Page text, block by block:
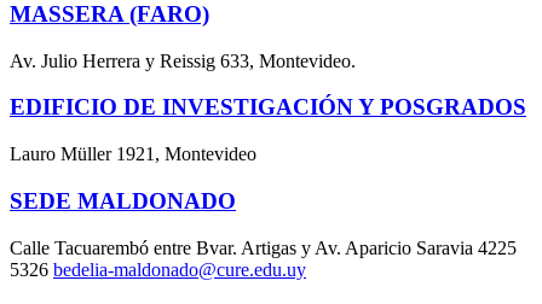
MASSERA (FARO)
Av. Julio Herrera y Reissig 633, Montevideo.
EDIFICIO DE INVESTIGACIÓN Y POSGRADOS
Lauro Müller 1921, Montevideo
SEDE MALDONADO
Calle Tacuarembó entre Bvar. Artigas y Av. Aparicio Saravia 4225
5326 bedelia-maldonado@cure.edu.uy